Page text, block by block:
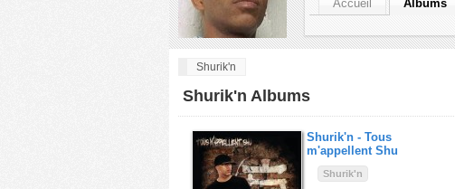
Accueil Albums
Shurik'n
Shurik'n Albums
Shurik'n - Tous
m'appellent Shu
Shurik'n